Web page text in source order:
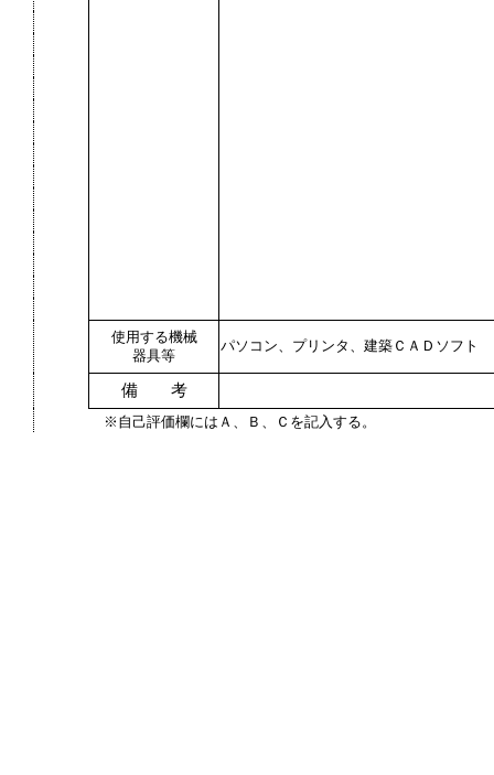
使用する機械
器具等
パソコン、プリンタ、建築ＣＡＤソフト
備 考
※自己評価欄にはＡ、Ｂ、Ｃを記入する。